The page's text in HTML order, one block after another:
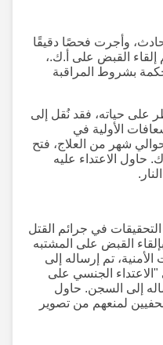
وأجرت فحصًا دقيقًا
القبض على أ.ك.،
بشروط المراقبة
حياته، فقد نُقل إلى
الأولية في
شهر من العلاج، فتح
الاعتداء عليه
في جرائم القتل
القبض على المشتبه
تم إرساله إلى
الجنسي على
إلى السجن. حاول
لمنعهم من تصوير